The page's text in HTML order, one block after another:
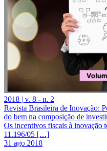
2018 | v. 8 - n. 2
Revista Brasileira de Inovação:
do bem na composição de
Os incentivos fiscais à inovação
11.196/05 […]
31 ago 2018